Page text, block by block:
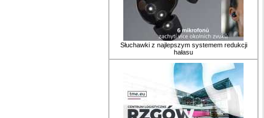
Słuchawki z najlepszym systemem redukcji
hałasu